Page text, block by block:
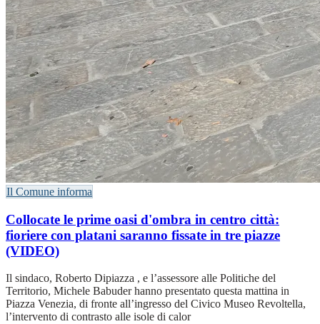
Il Comune informa
Collocate le prime oasi d'ombra in centro città:
fioriere con platani saranno fissate in tre piazze
(VIDEO)
Il sindaco, Roberto Dipiazza , e l’assessore alle Politiche del
Territorio, Michele Babuder hanno presentato questa mattina in
Piazza Venezia, di fronte all’ingresso del Civico Museo Revoltella,
l’intervento di contrasto alle isole di calor